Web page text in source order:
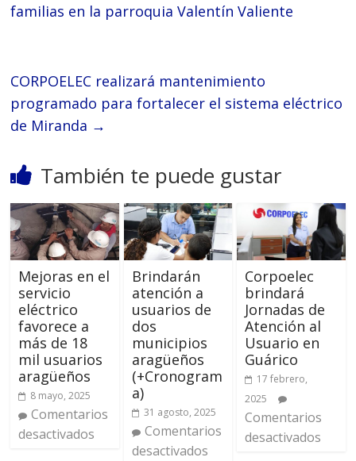
familias en la parroquia Valentín Valiente
CORPOELEC realizará mantenimiento
programado para fortalecer el sistema eléctrico
de Miranda →
También te puede gustar
Mejoras en el
servicio
eléctrico
favorece a
más de 18
mil usuarios
aragüeños
8 mayo, 2025
Comentarios
desactivados
Brindarán
atención a
usuarios de
dos
municipios
aragüeños
(+Cronogram
a)
31 agosto, 2025
Comentarios
desactivados
Corpoelec
brindará
Jornadas de
Atención al
Usuario en
Guárico
17 febrero,
2025
Comentarios
desactivados